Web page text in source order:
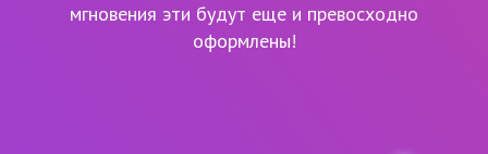
мгновения эти будут еще и превосходно
оформлены!